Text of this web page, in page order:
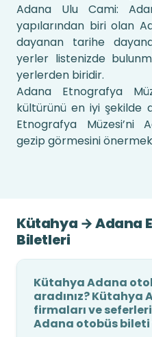
Adana Ulu Cami:
yapılarından biri olan
dayanan tarihe
yerler listenizde
yerlerden biridir.
Adana Etnografya
kültürünü en iyi şekilde
Etnografya Müzesi’ni
gezip görmesini
Kütahya → Adana
Biletleri
Kütahya Adana
aradınız? Kütahya
firmaları ve
Adana otobüs